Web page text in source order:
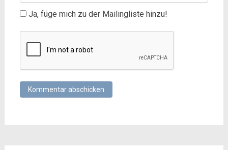
Ja, füge mich zu der Mailingliste hinzu!